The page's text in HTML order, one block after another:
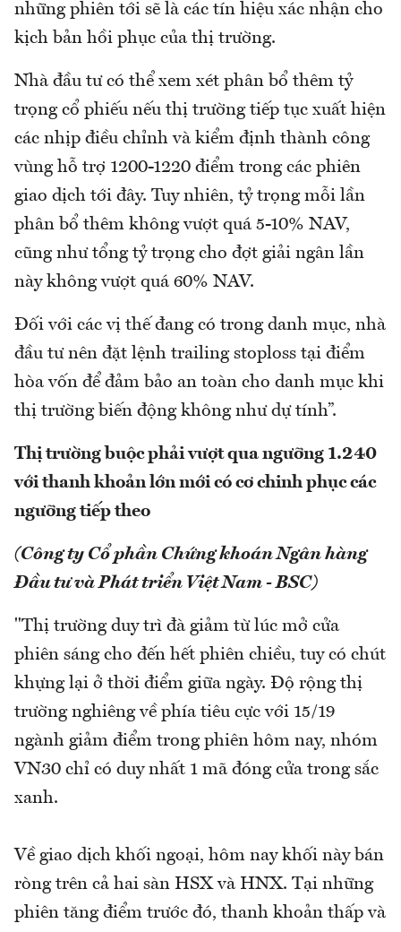
những phiên tới sẽ là các tín hiệu xác nhận cho
kịch bản hồi phục của thị trường.
Nhà đầu tư có thể xem xét phân bổ thêm tỷ
trọng cổ phiếu nếu thị trường tiếp tục xuất hiện
các nhịp điều chỉnh và kiểm định thành công
vùng hỗ trợ 1200-1220 điểm trong các phiên
giao dịch tới đây. Tuy nhiên, tỷ trọng mỗi lần
phân bổ thêm không vượt quá 5-10% NAV,
cũng như tổng tỷ trọng cho đợt giải ngân lần
này không vượt quá 60% NAV.
Đối với các vị thế đang có trong danh mục, nhà
đầu tư nên đặt lệnh trailing stoploss tại điểm
hòa vốn để đảm bảo an toàn cho danh mục khi
thị trường biến động không như dự tính”.
Thị trường buộc phải vượt qua ngưỡng 1.240
với thanh khoản lớn mới có cơ chinh phục các
ngưỡng tiếp theo
(Công ty Cổ phần Chứng khoán Ngân hàng
Đầu tư và Phát triển Việt Nam - BSC)
"Thị trường duy trì đà giảm từ lúc mở cửa
phiên sáng cho đến hết phiên chiều, tuy có chút
khựng lại ở thời điểm giữa ngày. Độ rộng thị
trường nghiêng về phía tiêu cực với 15/19
ngành giảm điểm trong phiên hôm nay, nhóm
VN30 chỉ có duy nhất 1 mã đóng cửa trong sắc
xanh.
Về giao dịch khối ngoại, hôm nay khối này bán
ròng trên cả hai sàn HSX và HNX. Tại những
phiên tăng điểm trước đó, thanh khoản thấp và